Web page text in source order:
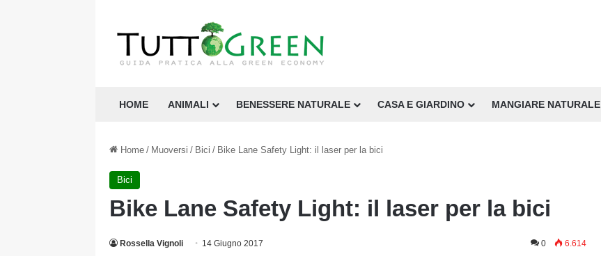
HOME ANIMALI BENESSERE NATURALE CASA E GIARDINO MANGIARE NATURALE
Home / Muoversi / Bici / Bike Lane Safety Light: il laser per la bici
Bici
Bike Lane Safety Light: il laser per la bici
Rossella Vignoli 14 Giugno 2017 0 6.614